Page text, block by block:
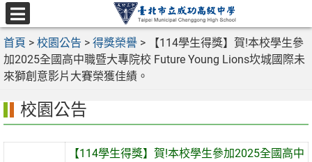
跳
至
主
要
內
選
單
首頁 > 校園公告 > 得獎榮譽 >
【114學生得獎】賀!本校學生參
加2025全國高中職暨大專院校 Future Young Lions坎城國際未
來獅創意影片大賽榮獲佳績。
校園公告
【114學生得獎】賀!本校學生參加2025全國高中